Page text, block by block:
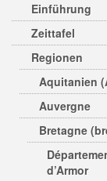
Einführung
Zeittafel
Regionen
Aquitanien
Auvergne
Bretagne
d’Armor